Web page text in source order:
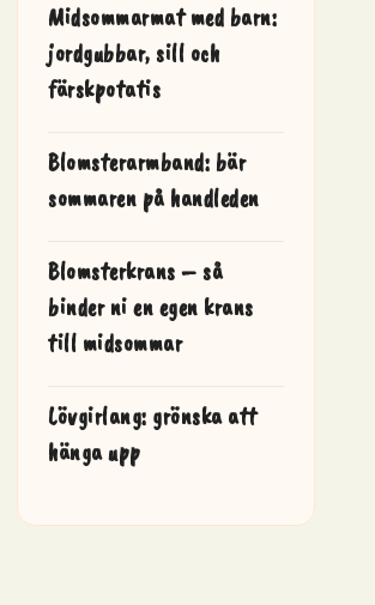
Midsommarmat med barn:
jordgubbar, sill och
färskpotatis
Blomsterarmband: bär
sommaren på handleden
Blomsterkrans – så
binder ni en egen krans
till midsommar
Lövgirlang: grönska att
hänga upp